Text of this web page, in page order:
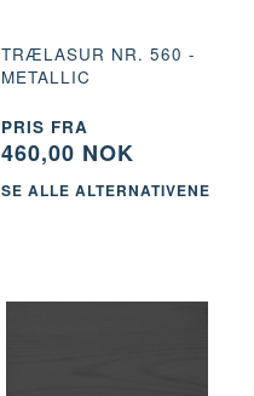
TRÆLASUR NR. 560 -
METALLIC
PRIS FRA
460,00 NOK
SE ALLE ALTERNATIVENE